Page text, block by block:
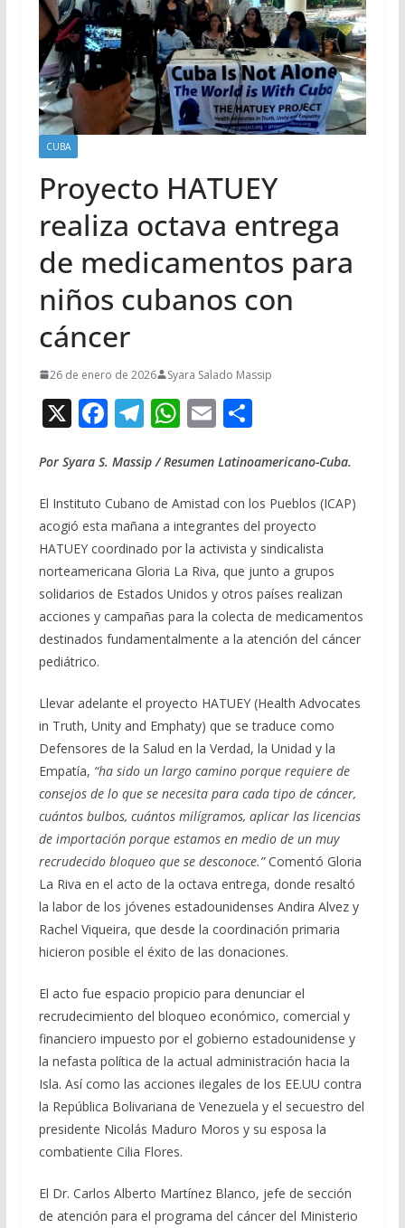
CUBA
Proyecto HATUEY
realiza octava entrega
de medicamentos para
niños cubanos con
cáncer
26 de enero de 2026 Syara Salado Massip
X F
e
b
o
o
k
T
e
gr
a
m
W
at
s
A
p
p
E
ai
l
C
m
p
ar
ti
r
Por Syara S. Massip / Resumen Latinoamericano-Cuba.
El Instituto Cubano de Amistad con los Pueblos (ICAP)
acogió esta mañana a integrantes del proyecto
HATUEY coordinado por la activista y sindicalista
norteamericana Gloria La Riva, que junto a grupos
solidarios de Estados Unidos y otros países realizan
acciones y campañas para la colecta de medicamentos
destinados fundamentalmente a la atención del cáncer
pediátrico.
Llevar adelante el proyecto HATUEY (Health Advocates
in Truth, Unity and Emphaty) que se traduce como
Defensores de la Salud en la Verdad, la Unidad y la
Empatía, “ha sido un largo camino porque requiere de
consejos de lo que se necesita para cada tipo de cáncer,
cuántos bulbos, cuántos milígramos, aplicar las licencias
de importación porque estamos en medio de un muy
recrudecido bloqueo que se desconoce.”Comentó Gloria
La Riva en el acto de la octava entrega, donde resaltó
la labor de los jóvenes estadounidenses Andira Alvez y
Rachel Viqueira, que desde la coordinación primaria
hicieron posible el éxito de las donaciones.
El acto fue espacio propicio para denunciar el
recrudecimiento del bloqueo económico, comercial y
financiero impuesto por el gobierno estadounidense y
la nefasta política de la actual administración hacia la
Isla. Así como las acciones ilegales de los EE.UU contra
la República Bolivariana de Venezuela y el secuestro del
presidente Nicolás Maduro Moros y su esposa la
combatiente Cilia Flores.
El Dr. Carlos Alberto Martínez Blanco, jefe de sección
de atención para el programa del cáncer del Ministerio